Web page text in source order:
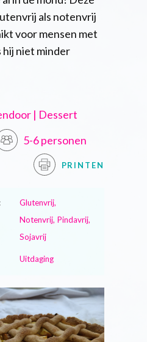
als notenvrij
voor mensen met
hij niet minder
| Dessert
5-6 personen
PRINTEN
Glutenvrij,
Notenvrij, Pindavrij,
Sojavrij
Uitdaging